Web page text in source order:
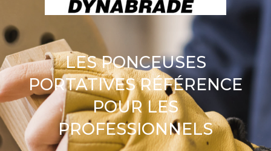
LES PONCEUSES
PORTATIVES RÉFÉRENCE
POUR LES
PROFESSIONNELS